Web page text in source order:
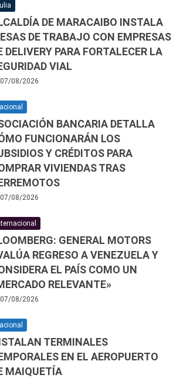
DE MARACAIBO INSTALA
DE TRABAJO CON EMPRESAS
DELIVERY PARA FORTALECER LA
VIAL
07/08/2026
BANCARIA DETALLA
FUNCIONARÁN LOS
Y CRÉDITOS PARA
VIVIENDAS TRAS
07/08/2026
GENERAL MOTORS
REGRESO A VENEZUELA Y
EL PAÍS COMO UN
RELEVANTE»
07/08/2026
TERMINALES
EN EL AEROPUERTO
MAIQUETÍA